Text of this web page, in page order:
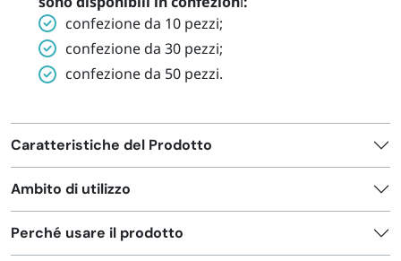
confezione da 10 pezzi;
confezione da 30 pezzi;
confezione da 50 pezzi.
Caratteristiche del Prodotto
Ambito di utilizzo
Perché usare il prodotto